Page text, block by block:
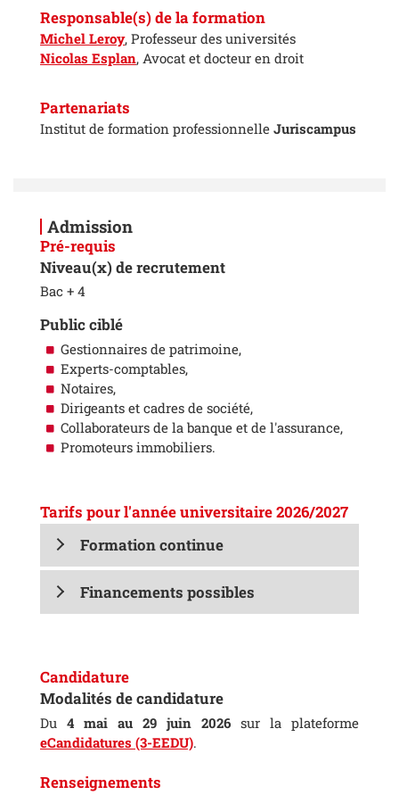
Responsable(s) de la formation
Michel Leroy, Professeur des universités
Nicolas Esplan, Avocat et docteur en droit
Partenariats
Institut de formation professionnelle Juriscampus
Admission
Pré-requis
Niveau(x) de recrutement
Bac + 4
Public ciblé
Gestionnaires de patrimoine,
Experts-comptables,
Notaires,
Dirigeants et cadres de société,
Collaborateurs de la banque et de l'assurance,
Promoteurs immobiliers.
Tarifs pour l'année universitaire 2026/2027
Formation continue
Financements possibles
Candidature
Modalités de candidature
Du 4 mai au 29 juin 2026 sur la plateforme
eCandidatures (3-EEDU).
Renseignements